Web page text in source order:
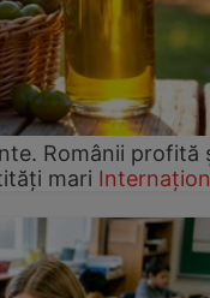
Românii profită
mari